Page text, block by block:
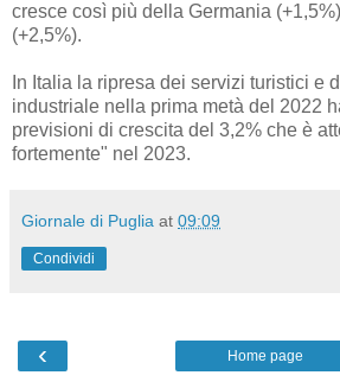
cresce così più della Germania
(+2,5%).
In Italia la ripresa dei servizi turistici e
industriale nella prima metà del 2022
previsioni di crescita del 3,2% che è
fortemente" nel 2023.
Giornale di Puglia at 09:09
Condividi
‹ Home page